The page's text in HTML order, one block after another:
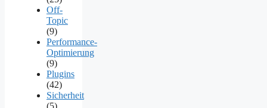
Off-
Topic
(9)
Performance-
Optimierung
(9)
Plugins
(42)
Sicherheit